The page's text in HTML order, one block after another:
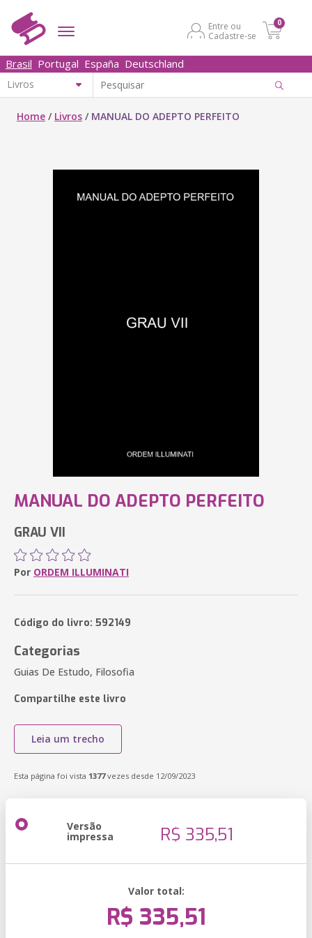
Entre ou
Cadastre-se
0
Brasil Portugal España Deutschland
Home / Livros / MANUAL DO ADEPTO PERFEITO
MANUAL DO ADEPTO PERFEITO
GRAU VII
Por ORDEM ILLUMINATI
Código do livro: 592149
Categorias
Guias De Estudo, Filosofia
Compartilhe este livro
Leia um trecho
Esta página foi vista 1377vezes desde 12/09/2023
Versão
impressa R$ 335,51
Valor total:
R$ 335,51